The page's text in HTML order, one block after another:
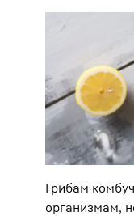
Грибам
организмам,